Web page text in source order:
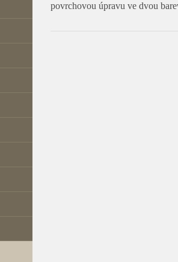
povrchovou úpravu ve dvou